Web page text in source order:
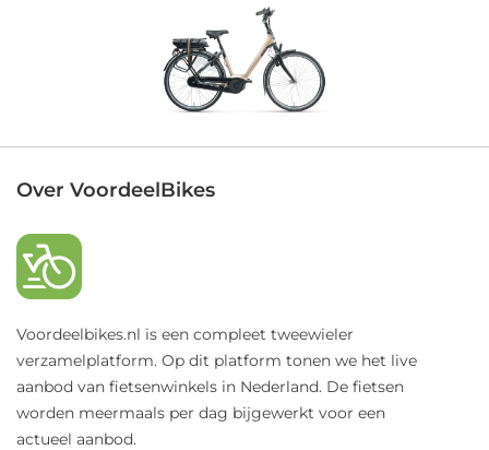
Over VoordeelBikes
Voordeelbikes.nl is een compleet tweewieler
verzamelplatform. Op dit platform tonen we het live
aanbod van fietsenwinkels in Nederland. De fietsen
worden meermaals per dag bijgewerkt voor een
actueel aanbod.